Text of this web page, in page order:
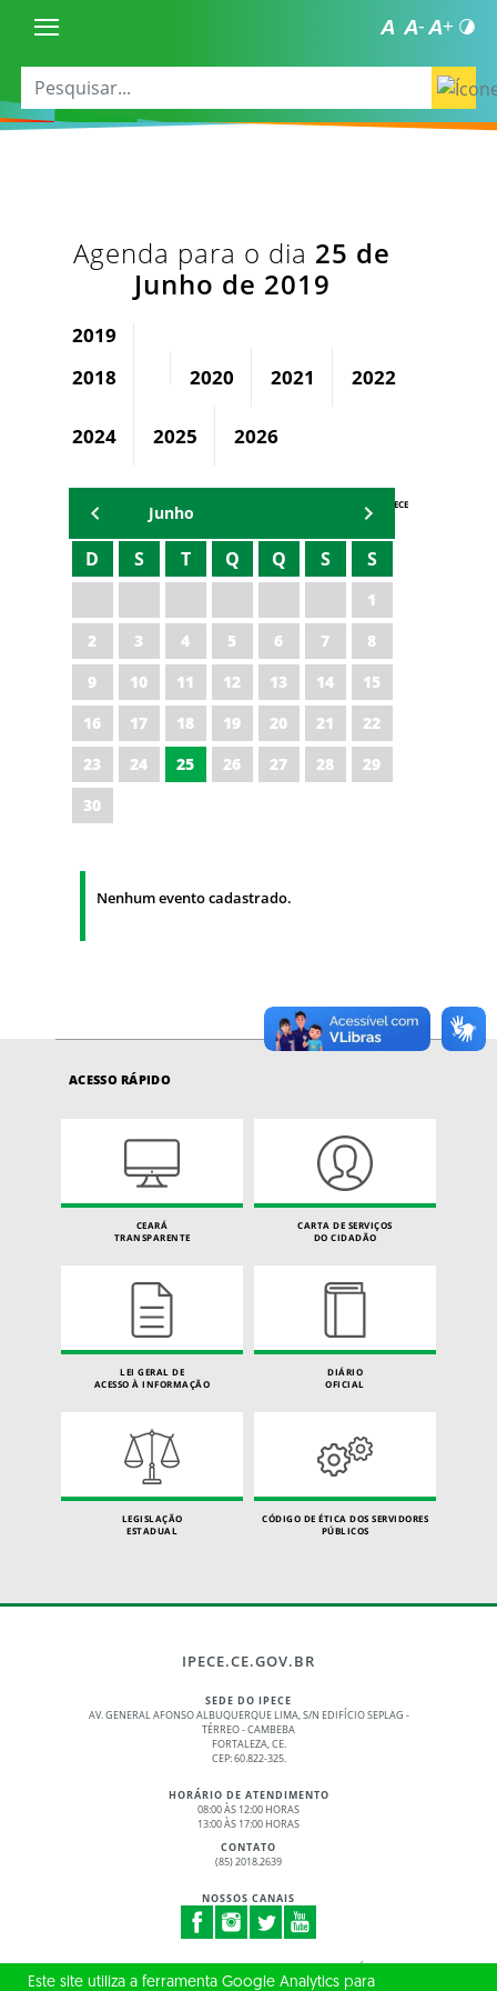
Agenda para o dia 25 de
Junho de 2019
2019
2018
2020 2021 2022
2024 2025 2026
AGENDA IPECE
Junho
D S T Q Q S S
1
2
3 4 5 6 7
8
9
10 11 12 13 14
15
16
17 18 19 20 21
22
23
24 25 26 27 28
29
30
Nenhum evento cadastrado.
ACESSO RÁPIDO
CEARÁ
TRANSPARENTE
CARTA DE SERVIÇOS
DO CIDADÃO
LEI GERAL DE
ACESSO À INFORMAÇÃO
DIÁRIO
OFICIAL
LEGISLAÇÃO
ESTADUAL
CÓDIGO DE ÉTICA DOS SERVIDORES
PÚBLICOS
IPECE.CE.GOV.BR
SEDE DO IPECE
AV. GENERAL AFONSO ALBUQUERQUE LIMA, S/N EDIFÍCIO SEPLAG -
TÉRREO - CAMBEBA
FORTALEZA, CE.
CEP: 60.822-325.
HORÁRIO DE ATENDIMENTO
08:00 ÀS 12:00 HORAS
13:00 ÀS 17:00 HORAS
CONTATO
(85) 2018.2639
NOSSOS CANAIS
© 2017 - 2026 – GOVERNO DO ESTADO DO CEARÁ
TODOS OS DIREITOS RESERVADOS
Este site utiliza a ferramenta Google Analytics para